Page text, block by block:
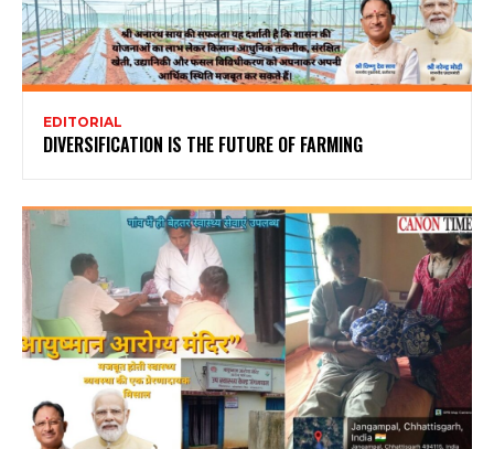
EDITORIAL
DIVERSIFICATION IS THE FUTURE OF FARMING